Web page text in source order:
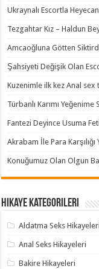
Ukraynalı Escortla
Tezgahtar Kız – Haldun
Amcaoğluna Götten
Şahsiyeti Değişik Olan
Kuzenimle ilk kez Anal sex
Türbanlı Karımı
Fantezi Deyince Usuma
Akrabam İle Para Karşılığı
Konuğumuz Olan Olgun
Hikaye Kategorileri
Aldatma Seks Hikayeleri
Anal Seks Hikayeleri
Bakire Hikayeleri